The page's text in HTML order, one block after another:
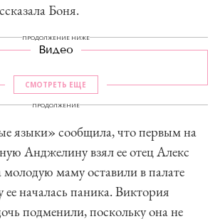
Боня.
ПРОДОЛЖЕНИЕ НИЖЕ
Видео
СМОТРЕТЬ ЕЩЕ
ПРОДОЛЖЕНИЕ
языки» сообщила, что первым на
Анджелину взял ее отец Алекс
маму оставили в палате
ее началась паника. Виктория
подменили, поскольку она не